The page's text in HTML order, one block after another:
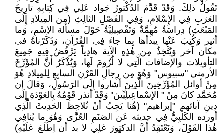
تَقُولُ ذٰلِكَ. وَقَدْ قَدَّمَ الدُكْتورُ جَواد عَلِي فِي كِتابِهِ تارِيخَ
العَرَبِ فِي الإِسْلامِ، وَفِي الفَصْلِ الثالِثِ (مِن المِيلادِ إِلَى
المَبْعَثِ) دِراسَةٌ مُهِمَّةٌ وَتَفْصِيلِيَّةٌ حَوْلَ مسألة الاِسْمِ، وَما
أثير وَكُتِبَ عَنْها يبدأها بِما جاءَ فِي القُرْآنِ، وَذَكَرْناهُ في
مكان آخر وَيُتَّخِذُ مِن هٰذِهِ الآية هادِياً يَرْفُضُ فِيهِ جَمِيعَ
التأويلات والإضافات الَّتِي لا لُزُومَ لَها، وَيُذْكَرُ أَنَّ المُؤَرِّخَ
الأرمني "سبيوس" وَهُوَ مِن رِجالِ القَرْنِ السابِعِ لِلمِيلادِ هُوَ
مِنْ أوائل المُؤَرِّخِينَ الَّذِينَ أشاروا إِلَى الرَسُولِ، وَقالَ إن
مُحَمَّد كانَ مِنْ " الإسْماعِيلِيِّينَ" وَقَدْ أنذر قَوْمُهُ بِالعَوْدَةِ إِلَى
دِينِ آبائهم "إبراهيم" (هُنا يَجِبُ أَنْ نُلاحِظَ الحَدِيثَ الَّذِي
أورده الكَلْبِيُّ فِي حديثه عَن الصَنَمِ العُزَّى وَهُوَ ما يُنافِي
هٰذا القَوْلَ، وَنَعْتَقِدُ أَنَّ الدكتورَ عَلِي لا بد أن اِطَّلَعَ عَلَيْهِ)